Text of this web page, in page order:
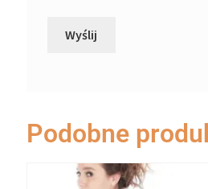
Podobne